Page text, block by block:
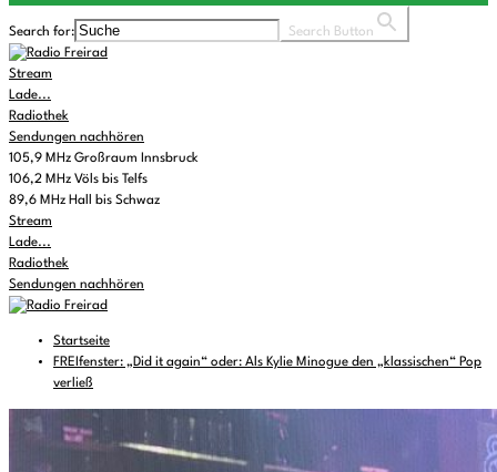
Search for: Search Button
Stream
Lade...
Radiothek
Sendungen nachhören
105,9 MHz Großraum Innsbruck
106,2 MHz Völs bis Telfs
89,6 MHz Hall bis Schwaz
Stream
Lade...
Radiothek
Sendungen nachhören
Startseite
FREIfenster: „Did it again“ oder: Als Kylie Minogue den „klassischen“ Pop
verließ